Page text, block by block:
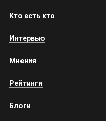
Кто есть кто
Интервью
Мнения
Рейтинги
Блоги